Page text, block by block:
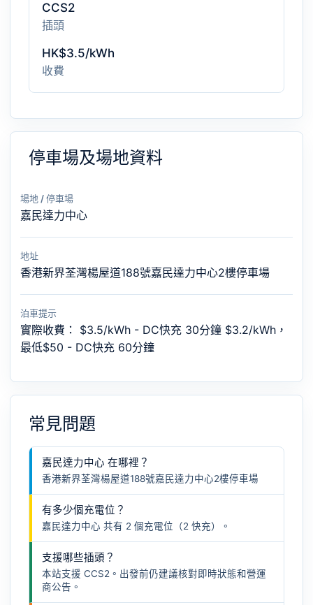
CCS2
插頭
HK$3.5/kWh
收費
停車場及場地資料
場地 / 停車場
嘉民達力中心
地址
香港新界荃灣楊屋道188號嘉民達力中心2樓停車場
泊車提示
實際收費： $3.5/kWh - DC快充 30分鐘 $3.2/kWh，
最低$50 - DC快充 60分鐘
常見問題
嘉民達力中心 在哪裡？
香港新界荃灣楊屋道188號嘉民達力中心2樓停車場
有多少個充電位？
嘉民達力中心 共有 2 個充電位（2 快充）。
支援哪些插頭？
本站支援 CCS2。出發前仍建議核對即時狀態和營運
商公告。